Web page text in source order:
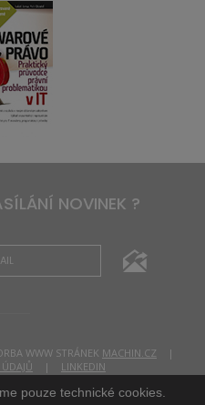
pouze technické cookies.
NOVINEK ?
WWW STRÁNEK MACHIN.CZ |
| LINKEDIN